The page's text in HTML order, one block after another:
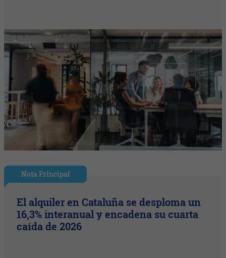
Nota Principal
El alquiler en Cataluña se desploma un
16,3% interanual y encadena su cuarta
caída de 2026